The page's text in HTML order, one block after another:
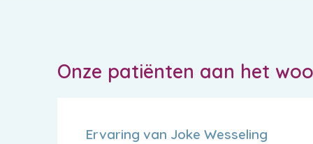
Onze patiënten aan het
Ervaring van Joke Wesseling